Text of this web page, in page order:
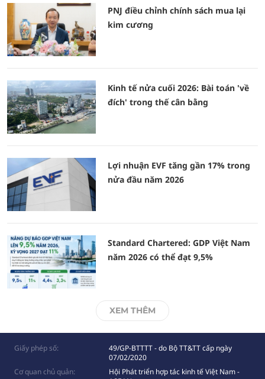
PNJ điều chỉnh chính sách mua lại
kim cương
Kinh tế nửa cuối 2026: Bài toán 'về
đích' trong thế cân bằng
Lợi nhuận EVF tăng gần 17% trong
nửa đầu năm 2026
Standard Chartered: GDP Việt Nam
năm 2026 có thể đạt 9,5%
XEM THÊM
Giấy phép số:
49/GP-BTTTT - do Bộ TT&TT cấp ngày
07/02/2020
Cơ quan chủ quản:
Hội Phát triển hợp tác kinh tế Việt Nam -